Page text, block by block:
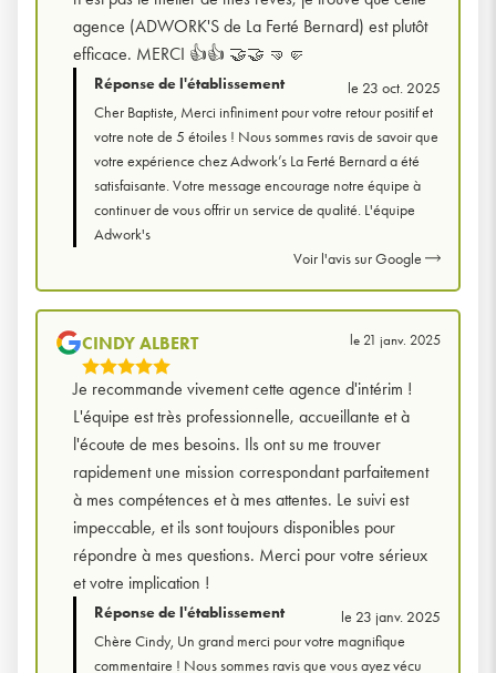
agence (ADWORK'S de La Ferté Bernard) est plutôt
efficace. MERCI 👍👍 🤝🤝 🤜🤛
Réponse de l'établissement
le 23 oct. 2025
Cher Baptiste, Merci infiniment pour votre retour positif et
votre note de 5 étoiles ! Nous sommes ravis de savoir que
votre expérience chez Adwork’s La Ferté Bernard a été
satisfaisante. Votre message encourage notre équipe à
continuer de vous offrir un service de qualité. L'équipe
Adwork's
Voir l'avis sur Google
CINDY ALBERT
5
Étoiles
Sur
5
le 21 janv. 2025
Je recommande vivement cette agence d'intérim !
L'équipe est très professionnelle, accueillante et à
l'écoute de mes besoins. Ils ont su me trouver
rapidement une mission correspondant parfaitement
à mes compétences et à mes attentes. Le suivi est
impeccable, et ils sont toujours disponibles pour
répondre à mes questions. Merci pour votre sérieux
et votre implication !
Réponse de l'établissement
le 23 janv. 2025
Chère Cindy, Un grand merci pour votre magnifique
commentaire ! Nous sommes ravis que vous ayez vécu